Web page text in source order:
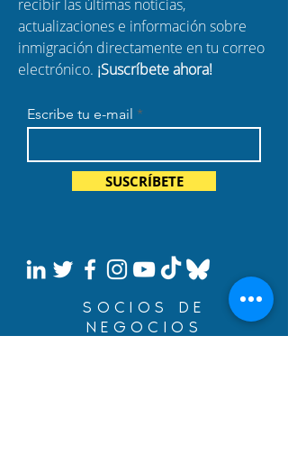
ciudadanos
estadounidenses
recibir las últimas noticias,
actualizaciones e información sobre
inmigración directamente en tu correo
electrónico. ¡Suscríbete ahora!
Escribe tu e-mail
SUSCRÍBETE
SOCIOS DE
NEGOCIOS